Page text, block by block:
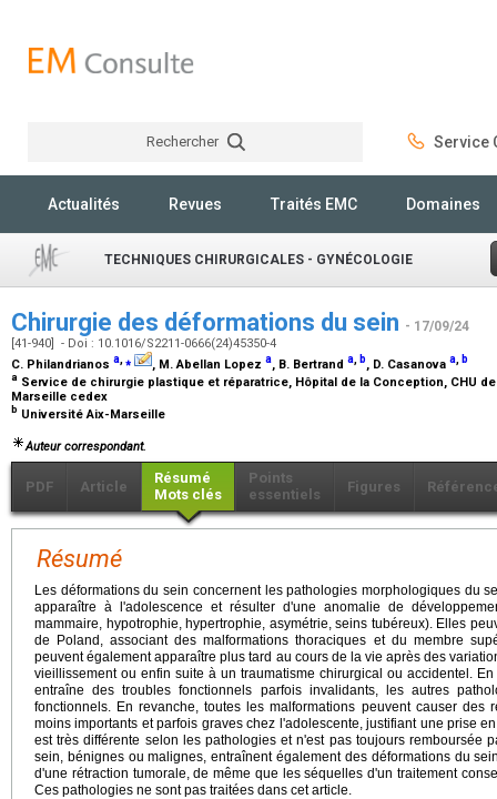
Rechercher Service
Actualités Revues Traités EMC Domaines
TECHNIQUES CHIRURGICALES - GYNÉCOLOGIE
Chirurgie des déformations du sein - 17/09/24
[41-940] - Doi : 10.1016/S2211-0666(24)45350-4
C. Philandrianos a,⁎ , M. Abellan Lopez a, B. Bertrand a, b, D. Casanova a, b
a Service de chirurgie plastique et réparatrice, Hôpital de la Conception, CHU de
Marseille cedex
b Université Aix-Marseille
Auteur correspondant.
PDF Article
Résumé
Mots clés
Points
essentiels
Figures
Résumé
Les déformations du sein concernent les pathologies morphologiques du
apparaître à l'adolescence et résulter d'une anomalie de
mammaire, hypotrophie, hypertrophie, asymétrie, seins tubéreux). Elles
de Poland, associant des malformations thoraciques et du membre
peuvent également apparaître plus tard au cours de la vie après des
vieillissement ou enfin suite à un traumatisme chirurgical ou accidentel.
entraîne des troubles fonctionnels parfois invalidants, les autres
fonctionnels. En revanche, toutes les malformations peuvent causer des
moins importants et parfois graves chez l'adolescente, justifiant une prise
est très différente selon les pathologies et n'est pas toujours remboursée
sein, bénignes ou malignes, entraînent également des déformations du
d'une rétraction tumorale, de même que les séquelles d'un traitement
Ces pathologies ne sont pas traitées dans cet article.